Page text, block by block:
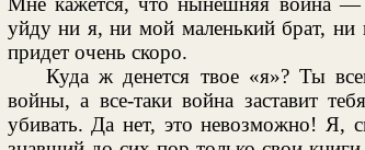
уйду ни я, ни мой маленький брат,
придет очень скоро.
Куда ж денется твое «я»? Ты
войны, а все-таки война заставит
убивать. Да нет, это невозможно! Я,